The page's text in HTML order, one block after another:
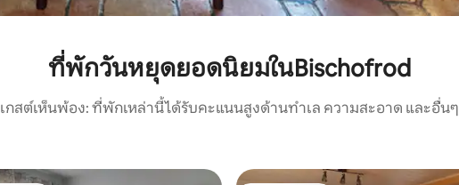
ที่พักวันหยุดยอดนิยมในBischofrod
เกสต์เห็นพ้อง: ที่พักเหล่านี้ได้รับคะแนนสูงด้านทำเล ความสะอาด และอื่นๆ